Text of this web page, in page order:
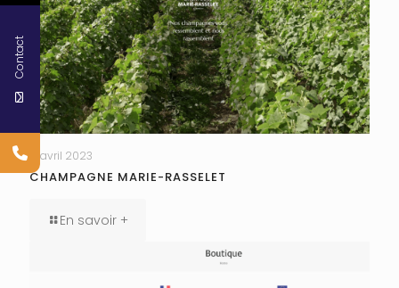
17 avril 2023
CHAMPAGNE MARIE-RASSELET
En savoir +
Contact